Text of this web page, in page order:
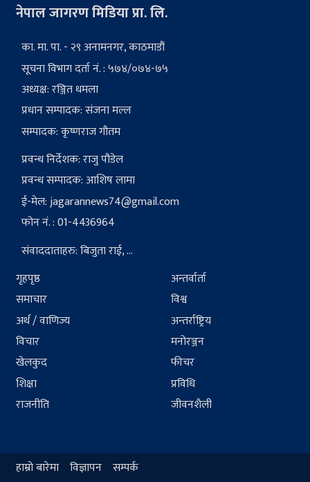
नेपाल जागरण मिडिया प्रा. लि.
का. मा. पा. - २९ अनामनगर, काठमाडौं
सूचना विभाग दर्ता नं. : ५७४/०७४-७५
अध्यक्ष: रञ्जित धमला
प्रधान सम्पादक: संजना मल्ल
सम्पादक: कृष्णराज गौतम
प्रवन्ध निर्देशक: राजु पौडेल
प्रवन्ध सम्पादक: आशिष लामा
ई-मेल:jagarannews74@gmail.com
फोन नं. : 01-4436964
संवाददाताहरु: बिजुता राई, ...
गृहपृष्ठ
समाचार
अर्थ / वाणिज्य
विचार
खेलकुद
शिक्षा
राजनीति
अन्तर्वार्ता
विश्व
अन्तर्राष्ट्रिय
मनोरञ्जन
फीचर
प्रविधि
जीवनशैली
हाम्रो बारेमा विज्ञापन सम्पर्क